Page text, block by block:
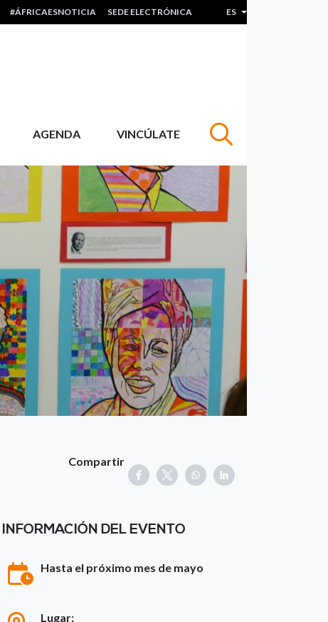
#ÁFRICAESNOTICIA SEDE ELECTRÓNICA ES Lista adicional de
AGENDA VINCÚLATE
Compartir
INFORMACIÓN DEL EVENTO
Hasta el próximo mes de mayo
Lugar: